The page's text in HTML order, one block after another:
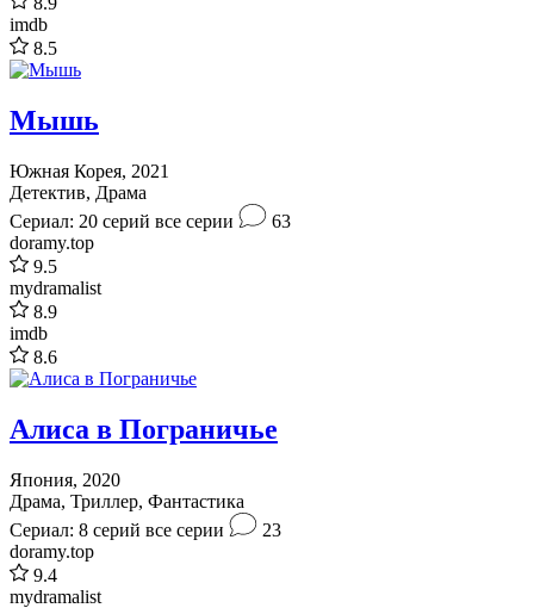
imdb
8.5
Мышь
Южная Корея, 2021
Детектив, Драма
Сериал: 20 серий все серии
63
doramy.top
9.5
mydramalist
8.9
imdb
8.6
Алиса в Пограничье
Япония, 2020
Драма, Триллер, Фантастика
Сериал: 8 серий все серии
23
doramy.top
9.4
mydramalist